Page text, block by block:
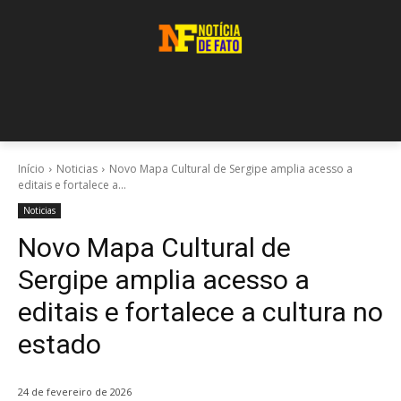
Início Noticias
Novo Mapa Cultural de Sergipe amplia acesso a
editais e fortalece a...
Noticias
Novo Mapa Cultural de
Sergipe amplia acesso a
editais e fortalece a cultura no
estado
24 de fevereiro de 2026